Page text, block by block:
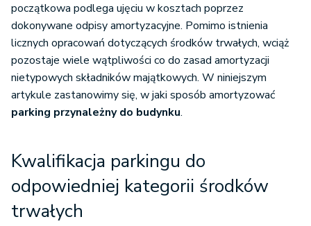
początkowa podlega ujęciu w kosztach poprzez
dokonywane odpisy amortyzacyjne. Pomimo istnienia
licznych opracowań dotyczących środków trwałych, wciąż
pozostaje wiele wątpliwości co do zasad amortyzacji
nietypowych składników majątkowych. W niniejszym
artykule zastanowimy się, w jaki sposób amortyzować
parking przynależny do budynku.
Kwalifikacja parkingu do
odpowiedniej kategorii środków
trwałych